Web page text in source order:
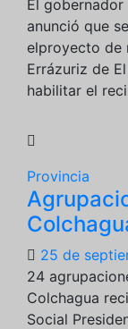
El gobernador
anunció que
elproyecto de
Errázuriz de
habilitar el
Provincia
25 de
24
Colchagua
Social